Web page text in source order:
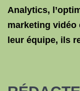
Analytics,
marketing vidéo
leur équipe, ils